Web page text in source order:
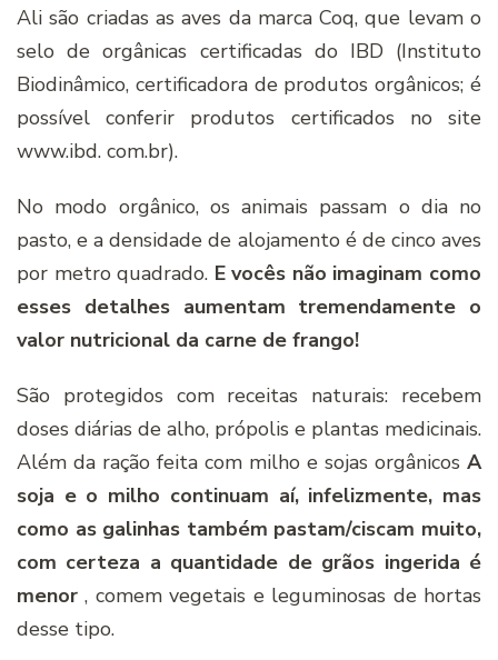
Ali são criadas as aves da marca Coq, que levam o
selo de orgânicas certificadas do IBD (Instituto
Biodinâmico, certificadora de produtos orgânicos; é
possível conferir produtos certificados no site
www.ibd. com.br).
No modo orgânico, os animais passam o dia no
pasto, e a densidade de alojamento é de cinco aves
por metro quadrado. E vocês não imaginam como
esses detalhes aumentam tremendamente o
valor nutricional da carne de frango!
São protegidos com receitas naturais: recebem
doses diárias de alho, própolis e plantas medicinais.
Além da ração feita com milho e sojas orgânicos A
soja e o milho continuam aí, infelizmente, mas
como as galinhas também pastam/ciscam muito,
com certeza a quantidade de grãos ingerida é
menor, comem vegetais e leguminosas de hortas
desse tipo.